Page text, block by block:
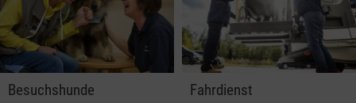
Besuchshunde Fahrdienst